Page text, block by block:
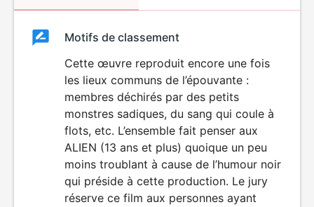
ClassementClassement
VIOLENCE
HORREUR
Motifs de classement
Cette œuvre reproduit encore une fois
les lieux communs de l’épouvante :
membres déchirés par des petits
monstres sadiques, du sang qui coule à
flots, etc. L’ensemble fait penser aux
ALIEN (13 ans et plus) quoique un peu
moins troublant à cause de l’humour noir
qui préside à cette production. Le jury
réserve ce film aux personnes ayant